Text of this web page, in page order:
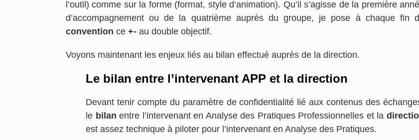
l’outil) comme sur la forme (format, style d’animation). Qu’il s’agisse de la première
d’accompagnement ou de la quatrième auprès du groupe, je pose à chaque fin
convention ce +- au double objectif.
Voyons maintenant les enjeux liés au bilan effectué auprès de la direction.
Le bilan entre l’intervenant APP et la direction
Devant tenir compte du paramètre de confidentialité lié aux contenus des
le bilan entre l’intervenant en Analyse des Pratiques Professionnelles et la
est assez technique à piloter pour l’intervenant en Analyse des Pratiques.